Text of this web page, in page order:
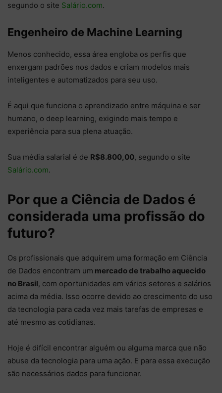
segundo o site Salário.com.
Engenheiro de Machine Learning
Menos conhecido, essa área engloba os perfis que
enxergam padrões nos dados e criam modelos mais
inteligentes e automatizados para seu uso.
É aqui que funciona o aprendizado entre máquina e ser
humano, o deep learning, exigindo mais tempo e
experiência para sua plena atuação.
Sua média salarial é de R$8.800,00, segundo o site
Salário.com.
Por que a Ciência de Dados é
considerada uma profissão do
futuro?
Os profissionais que adquirem uma formação em Ciência
de Dados encontram um mercado de trabalho aquecido
no Brasil, com oportunidades em vários setores e salários
acima da média. Isso ocorre devido ao crescimento do uso
da tecnologia para cada vez mais tarefas de empresas e
até mesmo as cotidianas.
Hoje é difícil encontrar alguém ou alguma marca que não
abuse da tecnologia para uma ação. E para essa execução
são necessários dados para funcionar.